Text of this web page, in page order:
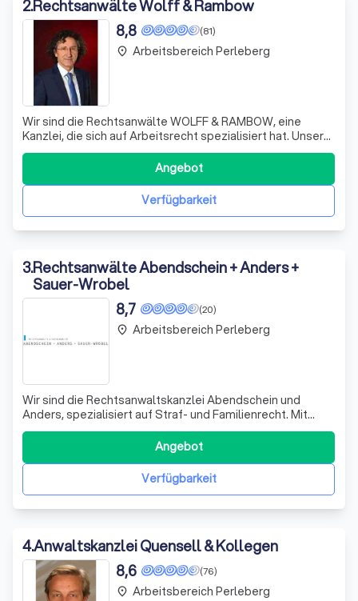
2.Rechtsanwälte Wolff & Rambow
(81)
8,8
Wir sind die Rechtsanwälte WOLFF & RAMBOW, eine
Kanzlei, die sich auf Arbeitsrecht spezialisiert hat. Unser
Ziel ist es, Ihnen schnellstmöglich eine erste Beratung zu
ermöglichen, sei es im direkten Gespräch oder über
moderne Kommunikationswege. Auf diese Weise können
wir sicherstellen, dass Problem
Verfügbarkeit
Angebot
place Arbeitsbereich Perleberg
3.Rechtsanwälte Abendschein + Anders +
Sauer-Wrobel
(20)
8,7
Wir sind die Rechtsanwaltskanzlei Abendschein und
Anders, spezialisiert auf Straf- und Familienrecht. Mit
unserer langjährigen Erfahrung und Fachkompetenz
stehen wir Ihnen in schwierigen Zeiten zur Seite. Unser
Team besteht aus Rechtsanwalt Nils Anders, Fachanwalt
für Strafrecht, und Rechtsanwältin
Verfügbarkeit
Angebot
place Arbeitsbereich Perleberg
4.Anwaltskanzlei Quensell & Kollegen
(76)
8,6
place Arbeitsbereich Perleberg